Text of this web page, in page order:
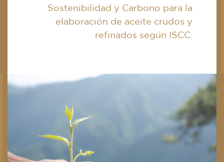
Sostenibilidad y Carbono para la
elaboración de aceite crudos y
refinados según ISCC.